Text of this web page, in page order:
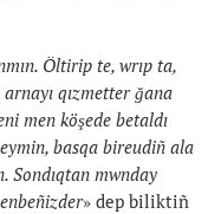
Öltirip te, wrıp ta,
qızmetter ğana
men köşede betaldı
basqa bireudiñ ala
Sondıqtan mwnday
» dep biliktiñ